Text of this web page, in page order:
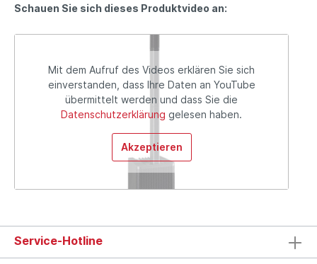
Schauen Sie sich dieses Produktvideo an:
Mit dem Aufruf des Videos erklären Sie sich
einverstanden, dass Ihre Daten an YouTube
übermittelt werden und dass Sie die
Datenschutzerklärung gelesen haben.
Akzeptieren
Service-Hotline